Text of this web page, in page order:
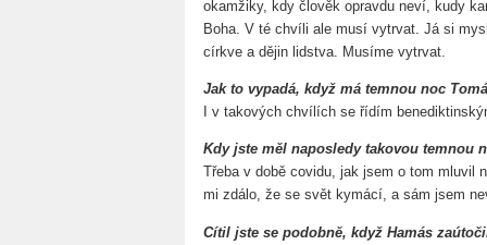
okamžiky, kdy člověk opravdu neví, kudy
Boha. V té chvíli ale musí vytrvat. Já si
církve a dějin lidstva. Musíme vytrvat.
Jak to vypadá, když má temnou noc
I v takových chvílích se řídím
Kdy jste měl naposledy takovou temnou
Třeba v době covidu, jak jsem o tom mluvil
mi zdálo, že se svět kymácí, a sám jsem
Cítil jste se podobně, když Hamás